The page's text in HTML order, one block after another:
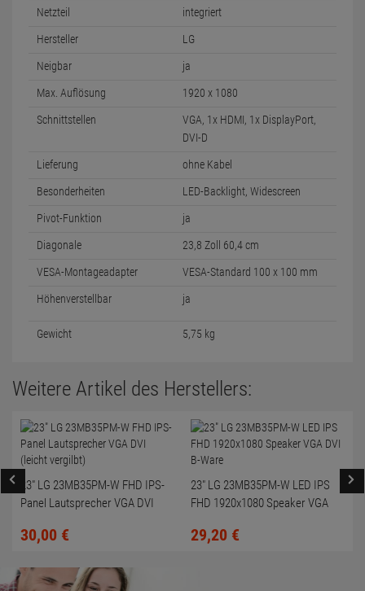
Netzteil integriert
Hersteller LG
Neigbar ja
Max. Auflösung 1920 x 1080
Schnittstellen
VGA, 1x HDMI, 1x DisplayPort,
DVI-D
Lieferung ohne Kabel
Besonderheiten LED-Backlight, Widescreen
Pivot-Funktion ja
Diagonale 23,8 Zoll 60,4 cm
VESA-Montageadapter VESA-Standard 100 x 100 mm
Höhenverstellbar ja
Gewicht 5,75 kg
Weitere Artikel des Herstellers:
23" LG 23MB35PM-W FHD IPS-
Panel Lautsprecher VGA DVI
30,00 €
23" LG 23MB35PM-W LED IPS
FHD 1920x1080 Speaker VGA
29,20 €